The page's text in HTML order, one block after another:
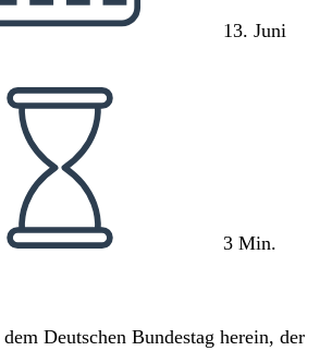
13. Juni
3 Min.
Deutschen Bundestag herein, der